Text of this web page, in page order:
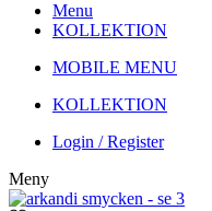
Menu
KOLLEKTION
MOBILE MENU
KOLLEKTION
Login / Register
Meny